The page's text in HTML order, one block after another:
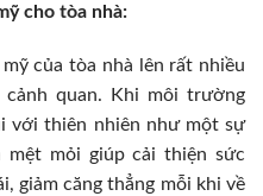
cho tòa nhà:
của tòa nhà lên rất nhiều
quan. Khi môi trường
với thiên nhiên như một sự
mệt mỏi giúp cải thiện sức
giảm căng thẳng mỗi khi về